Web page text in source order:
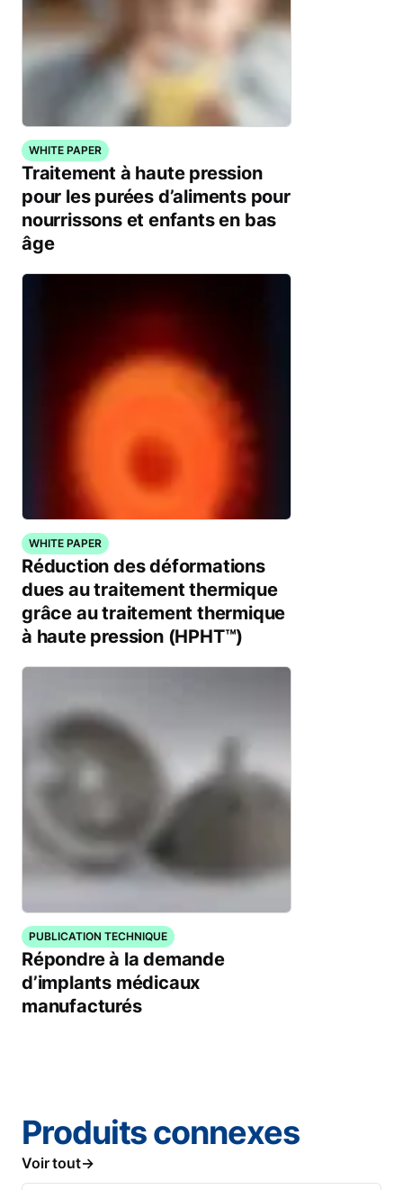
WHITE PAPER
Traitement à haute pression
pour les purées d’aliments pour
nourrissons et enfants en bas
âge
WHITE PAPER
Réduction des déformations
dues au traitement thermique
grâce au traitement thermique
à haute pression (HPHT™)
PUBLICATION TECHNIQUE
Répondre à la demande
d’implants médicaux
manufacturés
Produits connexes
Voir tout